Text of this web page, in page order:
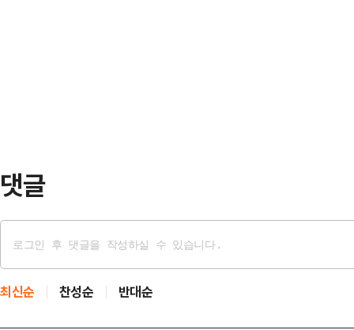
댓글
최신순 찬성순 반대순